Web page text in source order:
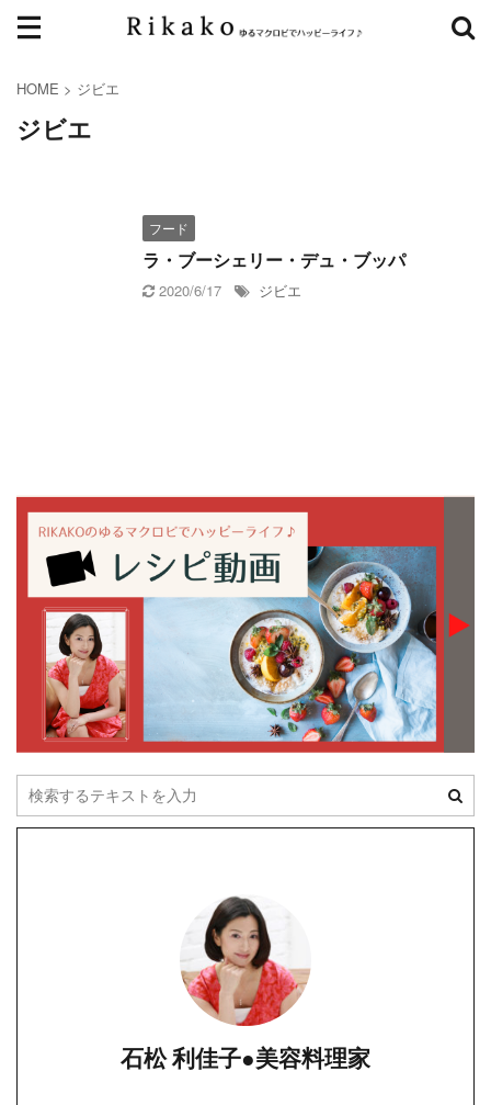
HOME > ジビエ
ジビエ
フード
ラ・ブーシェリー・デュ・ブッパ
2020/6/17 ジビエ
石松 利佳子●美容料理家